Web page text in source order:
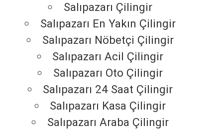
Salıpazarı Çilingir
Salıpazarı En Yakın Çilingir
Salıpazarı Nöbetçi Çilingir
Salıpazarı Acil Çilingir
Salıpazarı Oto Çilingir
Salıpazarı 24 Saat Çilingir
Salıpazarı Kasa Çilingir
Salıpazarı Araba Çilingir